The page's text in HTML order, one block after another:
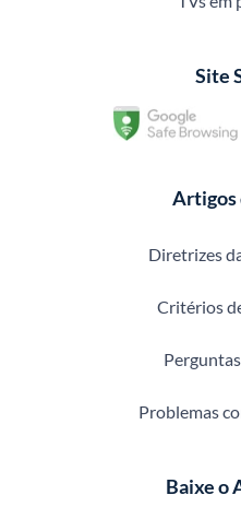
Site
Artigos
Diretrizes
Critérios
Problemas
Baixe o